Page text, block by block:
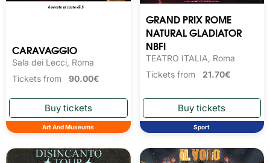
CARAVAGGIO
Sala dei Lecci, Roma
Tickets from 90.00€
Art And Museums
GRAND PRIX ROME
NATURAL GLADIATOR
NBFI
TEATRO ITALIA, Roma
Tickets from 21.70€
Sport